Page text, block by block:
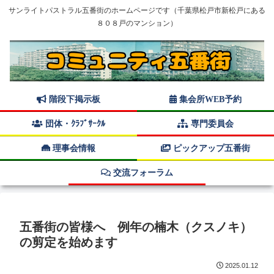
サンライトパストラル五番街のホームページです（千葉県松戸市新松戸にある
８０８戸のマンション）
階段下掲示板 集会所WEB予約
団体・ｸﾗﾌﾞｻｰｸﾙ 専門委員会
理事会情報 ピックアップ五番街
交流フォーラム
五番街の皆様へ 例年の楠木（クスノキ）
の剪定を始めます
2025.01.12